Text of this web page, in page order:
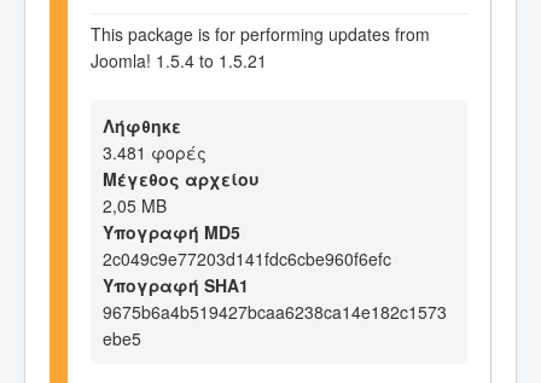
This package is for performing updates from
Joomla! 1.5.4 to 1.5.21
Λήφθηκε
3.481 φορές
Μέγεθος αρχείου
2,05 MB
Υπογραφή MD5
2c049c9e77203d141fdc6cbe960f6efc
Υπογραφή SHA1
9675b6a4b519427bcaa6238ca14e182c1573
ebe5